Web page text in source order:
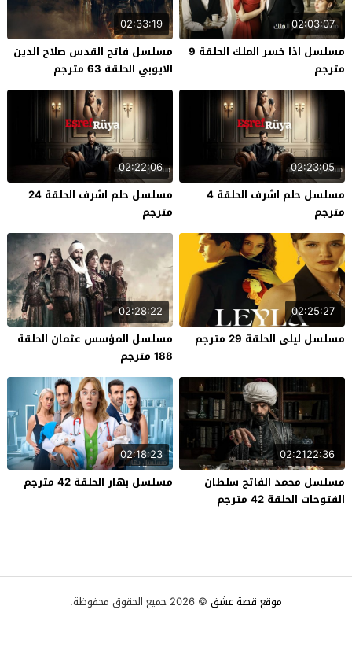
02:03:07
مسلسل اذا خسر الملك الحلقة 9
مترجم
02:33:19
مسلسل فاتح القدس صلاح الدين
الايوبي الحلقة 63 مترجم
02:23:05
مسلسل حلم اشرف الحلقة 4
مترجم
02:22:06
مسلسل حلم اشرف الحلقة 24
مترجم
02:25:27
مسلسل ليلى الحلقة 29 مترجم
02:28:22
مسلسل المؤسس عثمان الحلقة
188 مترجم
02:2122:36
مسلسل محمد الفاتح سلطان
الفتوحات الحلقة 42 مترجم
02:18:23
مسلسل بهار الحلقة 42 مترجم
موقع قصة عشق © 2026 جميع الحقوق محفوظة.